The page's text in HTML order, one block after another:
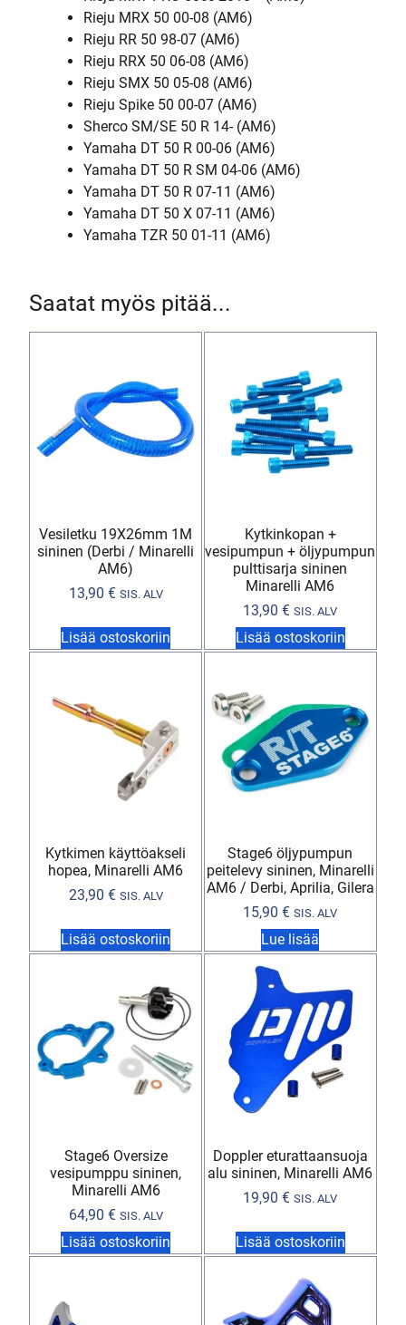
Saatat myös pitää...
Vesiletku 19X26mm 1M
sininen (Derbi / Minarelli
AM6)
13,90 € SIS. ALV
Lisää ostoskoriin
Kytkinkopan +
vesipumpun + öljypumpun
pulttisarja sininen
Minarelli AM6
13,90€ SIS. ALV
Lisää ostoskoriin
Kytkimen käyttöakseli
hopea, Minarelli AM6
23,90 € SIS. ALV
Lisää ostoskoriin
Stage6 öljypumpun
peitelevy sininen, Minarelli
AM6 / Derbi, Aprilia, Gilera
15,90€ SIS. ALV
Lue lisää
Stage6 Oversize
vesipumppu sininen,
Minarelli AM6
64,90 € SIS. ALV
Lisää ostoskoriin
Doppler eturattaansuoja
alu sininen, Minarelli AM6
19,90€ SIS. ALV
Lisää ostoskoriin
Rieju MRX 50 00-08 (AM6)
Rieju RR 50 98-07 (AM6)
Rieju RRX 50 06-08 (AM6)
Rieju SMX 50 05-08 (AM6)
Rieju Spike 50 00-07 (AM6)
Sherco SM/SE 50 R 14- (AM6)
Yamaha DT 50 R 00-06 (AM6)
Yamaha DT 50 R SM 04-06 (AM6)
Yamaha DT 50 R 07-11 (AM6)
Yamaha DT 50 X 07-11 (AM6)
Yamaha TZR 50 01-11 (AM6)